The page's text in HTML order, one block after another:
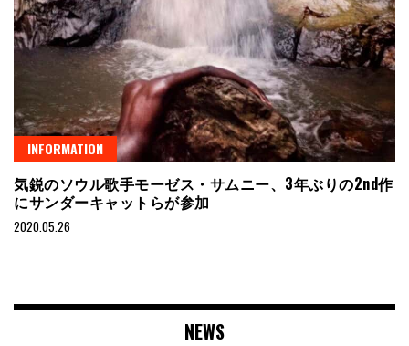
INFORMATION
気鋭のソウル歌手モーゼス・サムニー、3年ぶりの2nd作
にサンダーキャットらが参加
2020.05.26
NEWS